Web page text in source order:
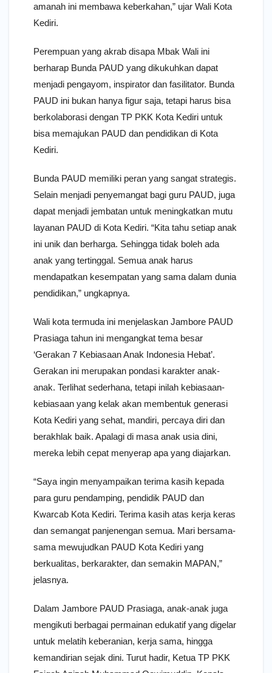
amanah ini membawa keberkahan,” ujar Wali Kota
Kediri.
Perempuan yang akrab disapa Mbak Wali ini
berharap Bunda PAUD yang dikukuhkan dapat
menjadi pengayom, inspirator dan fasilitator. Bunda
PAUD ini bukan hanya figur saja, tetapi harus bisa
berkolaborasi dengan TP PKK Kota Kediri untuk
bisa memajukan PAUD dan pendidikan di Kota
Kediri.
Bunda PAUD memiliki peran yang sangat strategis.
Selain menjadi penyemangat bagi guru PAUD, juga
dapat menjadi jembatan untuk meningkatkan mutu
layanan PAUD di Kota Kediri. “Kita tahu setiap anak
ini unik dan berharga. Sehingga tidak boleh ada
anak yang tertinggal. Semua anak harus
mendapatkan kesempatan yang sama dalam dunia
pendidikan,” ungkapnya.
Wali kota termuda ini menjelaskan Jambore PAUD
Prasiaga tahun ini mengangkat tema besar
‘Gerakan 7 Kebiasaan Anak Indonesia Hebat’.
Gerakan ini merupakan pondasi karakter anak-
anak. Terlihat sederhana, tetapi inilah kebiasaan-
kebiasaan yang kelak akan membentuk generasi
Kota Kediri yang sehat, mandiri, percaya diri dan
berakhlak baik. Apalagi di masa anak usia dini,
mereka lebih cepat menyerap apa yang diajarkan.
“Saya ingin menyampaikan terima kasih kepada
para guru pendamping, pendidik PAUD dan
Kwarcab Kota Kediri. Terima kasih atas kerja keras
dan semangat panjenengan semua. Mari bersama-
sama mewujudkan PAUD Kota Kediri yang
berkualitas, berkarakter, dan semakin MAPAN,”
jelasnya.
Dalam Jambore PAUD Prasiaga, anak-anak juga
mengikuti berbagai permainan edukatif yang digelar
untuk melatih keberanian, kerja sama, hingga
kemandirian sejak dini. Turut hadir, Ketua TP PKK